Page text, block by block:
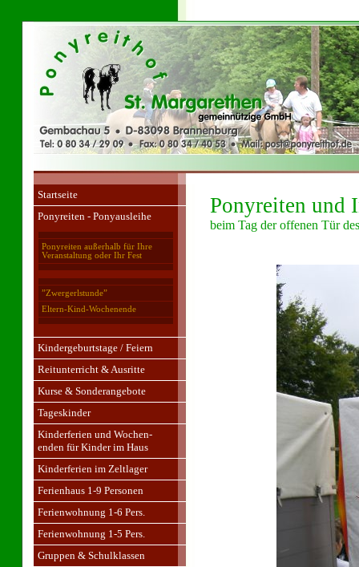
Startseite
Ponyreiten - Ponyausleihe
Ponyreiten außerhalb für Ihre
Veranstaltung oder Ihr Fest
”Zwergerlstunde”
Eltern-Kind-Wochenende
Kindergeburtstage / Feiern
Reitunterricht & Ausritte
Kurse & Sonderangebote
Tageskinder
Kinderferien und Wochen-
enden für Kinder im Haus
Kinderferien im Zeltlager
Ferienhaus 1-9 Personen
Ferienwohnung 1-6 Pers.
Ferienwohnung 1-5 Pers.
Gruppen & Schulklassen
Ponyreiten und
beim Tag der offenen Tür